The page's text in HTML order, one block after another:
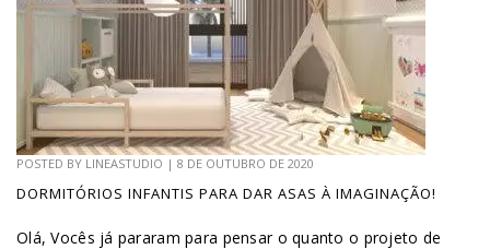
POSTED BY LINEASTUDIO | 8 DE OUTUBRO DE 2020
DORMITÓRIOS INFANTIS PARA DAR ASAS À IMAGINAÇÃO!
Olá, Vocês já pararam para pensar o quanto o projeto de